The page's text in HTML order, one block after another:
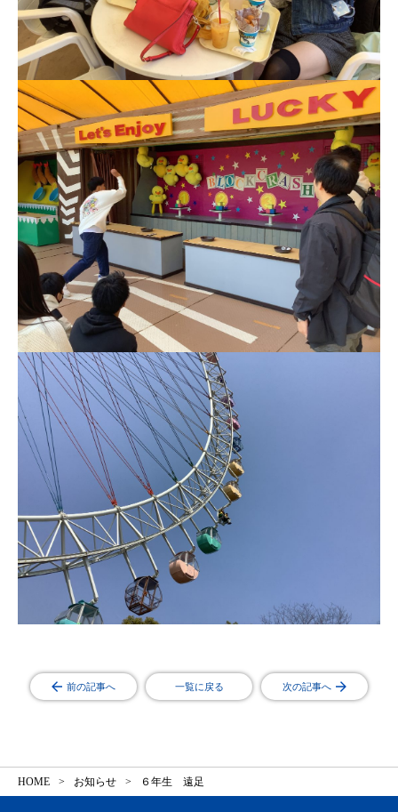
前の記事へ 一覧に戻る 次の記事へ
HOME お知らせ ６年生 遠足